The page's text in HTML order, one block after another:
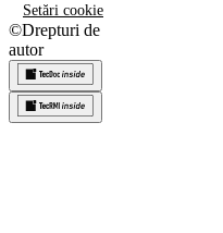
Setări cookie
©Drepturi de
autor